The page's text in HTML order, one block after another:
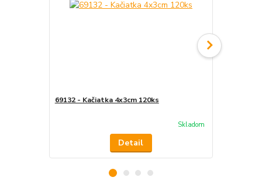
69132 - Kačiatka 4x3cm 120ks
Skladom
Detail